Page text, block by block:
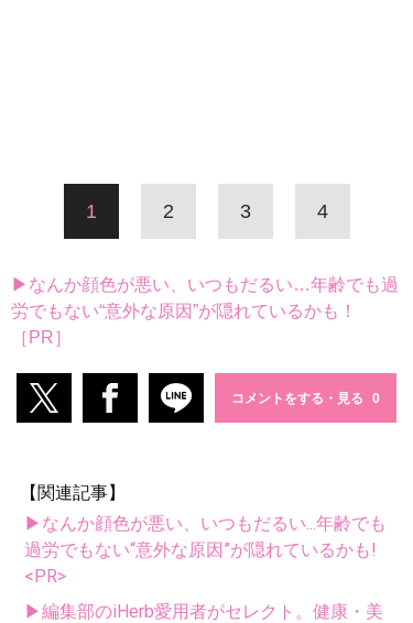
1 2 3 4
▶なんか顔色が悪い、いつもだるい…年齢でも過
労でもない“意外な原因”が隠れているかも！
［PR］
コメントをする・見る
【関連記事】
▶なんか顔色が悪い、いつもだるい...年齢でも
過労でもない“意外な原因”が隠れているかも!
<PR>
▶編集部のiHerb愛用者がセレクト。健康・美